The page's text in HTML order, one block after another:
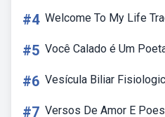
#4 Welcome To My Life
#5 Você Calado é Um
#6 Vesícula Biliar
#7 Versos De Amor E